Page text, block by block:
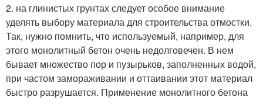
2. на глинистых грунтах следует особое внимание
уделять выбору материала для строительства отмостки.
Так, нужно помнить, что используемый, например, для
этого монолитный бетон очень недолговечен. В нем
бывает множество пор и пузырьков, заполненных водой,
при частом замораживании и оттаивании этот материал
быстро разрушается. Применение монолитного бетона